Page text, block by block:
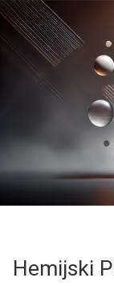
Hemijski